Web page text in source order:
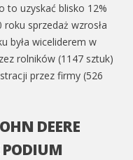
to uzyskać blisko 12%
roku sprzedaż wzrosła
była wiceliderem w
rolników (1147 sztuk)
przez firmy (526
DEERE
PODIUM